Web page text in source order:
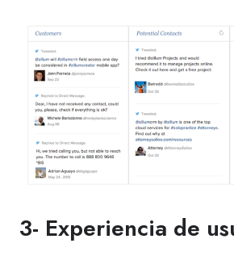
3- Experiencia de